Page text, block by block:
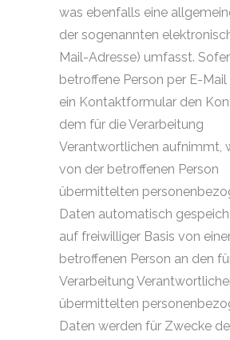
was ebenfalls eine
der sogenannten
Mail-Adresse) umfasst.
betroffene Person per E-
ein Kontaktformular den
dem für die Verarbeitung
Verantwortlichen aufnimmt,
von der betroffenen Person
übermittelten
Daten automatisch
auf freiwilliger Basis von
betroffenen Person an den
Verarbeitung
übermittelten
Daten werden für Zwecke